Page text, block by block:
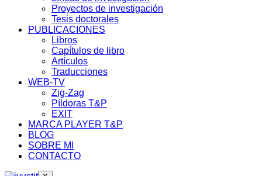
Proyectos de investigación
Tesis doctorales
PUBLICACIONES
Libros
Capítulos de libro
Artículos
Traducciones
WEB-TV
Zig-Zag
Píldoras T&P
EXIT
MARCA PLAYER T&P
BLOG
SOBRE MI
CONTACTO